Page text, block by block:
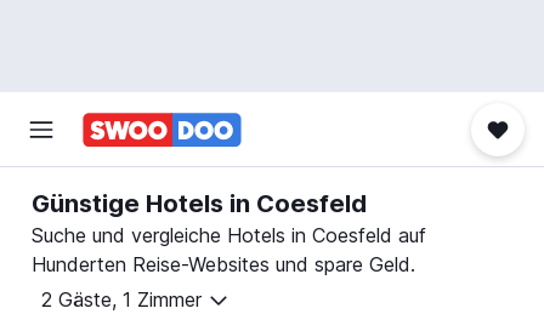
Günstige Hotels in Coesfeld
Suche und vergleiche Hotels in Coesfeld auf
Hunderten Reise-Websites und spare Geld.
2 Gäste, 1 Zimmer